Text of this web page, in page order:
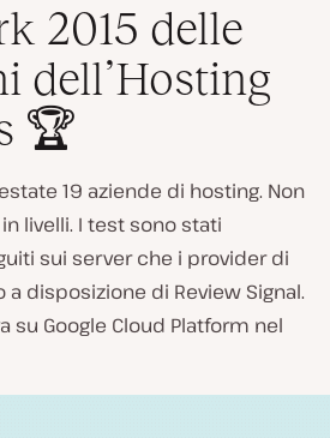
2015 delle
dell’Hosting
🏆
19 aziende di hosting. Non
livelli. I test sono stati
sui server che i provider di
disposizione di Review Signal.
su Google Cloud Platform nel